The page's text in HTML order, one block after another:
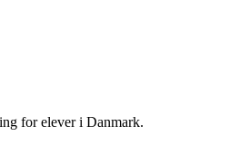
for elever i Danmark.